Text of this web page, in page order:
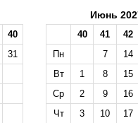
40
31
Июнь
40 41 42
Пн
7 14
Вт
1 8 15
Ср
2 9 16
Чт
3 10 17